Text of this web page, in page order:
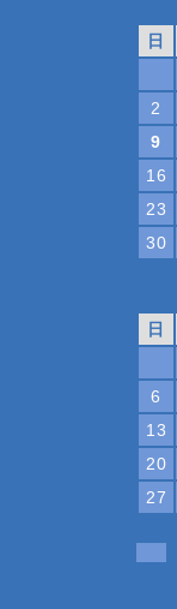
日
2
9
16
23
30
日
6
13
20
27